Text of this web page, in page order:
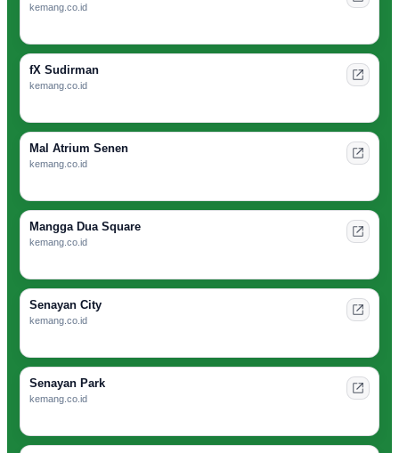
kemang.co.id
fX Sudirman
kemang.co.id
Mal Atrium Senen
kemang.co.id
Mangga Dua Square
kemang.co.id
Senayan City
kemang.co.id
Senayan Park
kemang.co.id